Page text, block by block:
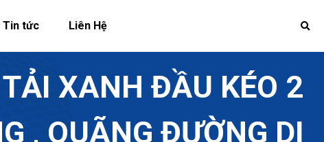
Tin tức Liên Hệ
XANH ĐẦU KÉO 2
, QUÃNG ĐƯỜNG DI